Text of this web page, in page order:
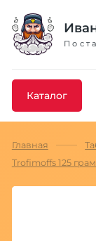
Каталог
Главная
Trofimoffs 125